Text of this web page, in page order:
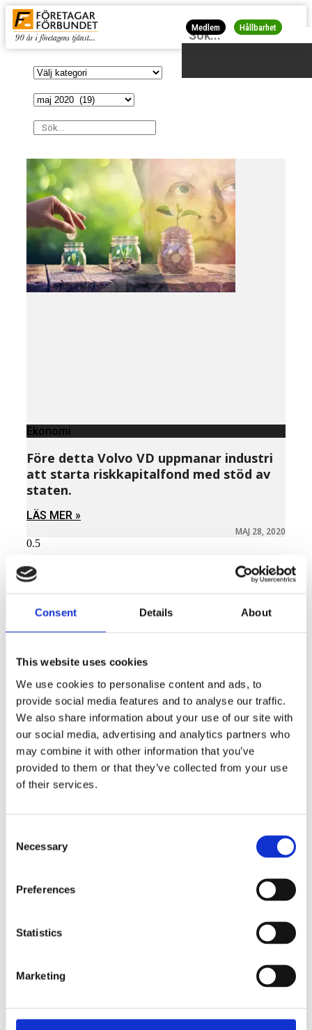
Consent Details About
This website uses cookies
We use cookies to personalise content and ads, to
provide social media features and to analyse our traffic.
We also share information about your use of our site with
our social media, advertising and analytics partners who
may combine it with other information that you’ve
provided to them or that they’ve collected from your use
of their services.
Selection
Necessary
Preferences
Statistics
Marketing
Medlem Hållbarhet
Ekonomi
Före detta Volvo VD uppmanar industri
att starta riskkapitalfond med stöd av
staten.
LÄS MER »
MAJ 28, 2020
Ett medlemskap späckat med småföretagaranpassade
inköpsavdelning, rådgivning, försäkringspaket och
mycket mer. Vi fokuserar på soloföretagare och små
Näringspolitik
Försäkringar
Tips
Om oss